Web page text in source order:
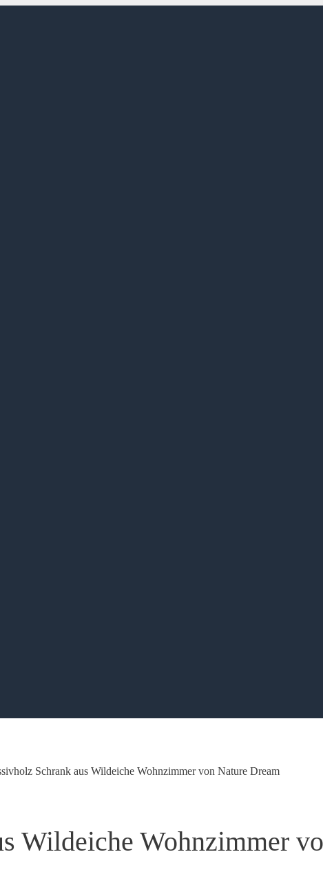
Schrank aus Wildeiche Wohnzimmer von Nature Dream
Wildeiche Wohnzimmer